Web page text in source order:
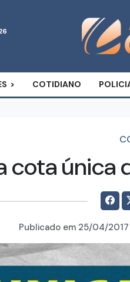
COTIDIANO
cota única
Publicado em 25/04/2017